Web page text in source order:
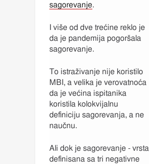
sagorevanje.
I više od dve trećine reklo je
da je pandemija pogoršala
sagorevanje.
To istraživanje nije koristilo
MBI, a velika je verovatnoća
da je većina ispitanika
koristila kolokvijalnu
definiciju sagorevanja, a ne
naučnu.
Ali dok je sagorevanje - vrsta
definisana sa tri negativne